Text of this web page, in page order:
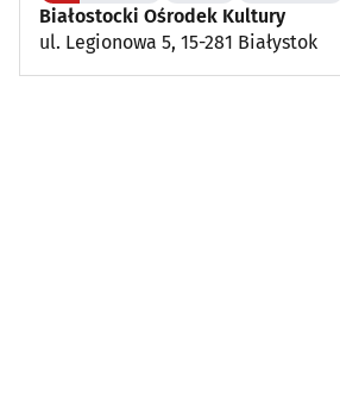
Białostocki Ośrodek Kultury
ul. Legionowa 5, 15-281 Białystok